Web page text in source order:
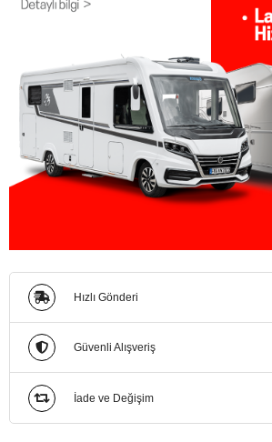
Hızlı Gönderi
Güvenli Alışveriş
İade ve Değişim